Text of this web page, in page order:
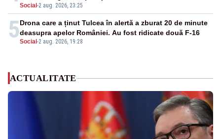
Social -2 aug. 2026, 23:25
5Social -2 aug. 2026, 19:28
Drona care a ținut Tulcea în alertă a zburat 20 de minute
deasupra apelor României. Au fost ridicate două F-16
ACTUALITATE